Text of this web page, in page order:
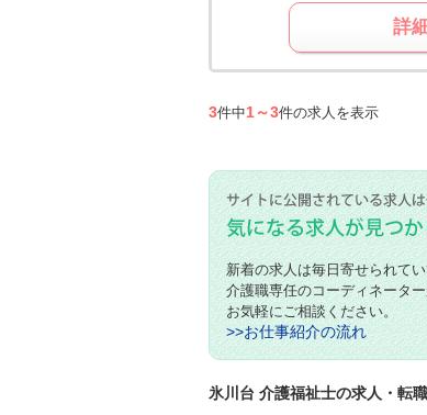
詳
3件中1～3件の求人を表示
新着の求人は毎日寄せられて
介護職専任のコーディネータ
お気軽にご相談ください。
>>お仕事紹介の流れ
氷川台 介護福祉士の求人・転